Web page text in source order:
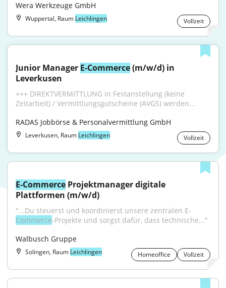
Wera Werkzeuge GmbH
Wuppertal, Raum Leichlingen Vollzeit
Junior Manager E-Commerce (m/w/d) in
Leverkusen
+++ DIREKTVERMITTLUNG in Festanstellung (keine
Zeitarbeit) / Vermittlungsgutscheine (AVGS) werden...
RADAS Jobbörse & Personalvermittlung GmbH
Leverkusen, Raum Leichlingen Vollzeit
E-Commerce Projektmanager digitale
Plattformen (m/w/d)
"...Du steuerst und koordinierst unsere zentralen E-
Commerce-Projekte und sorgst dafür, dass technische..."
Walbusch Gruppe
Solingen, Raum Leichlingen Homeoffice Vollzeit